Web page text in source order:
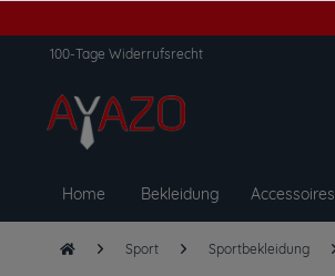
100-Tage Widerrufsrecht
Home Bekleidung Accessoires
Sport Sportbekleidung